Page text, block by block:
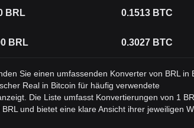
BRL 0.1513 BTC
BRL 0.3027 BTC
Sie einen umfassenden Konverter von BRL in
Real in Bitcoin für häufig verwendete
Die Liste umfasst Konvertierungen von 1
und bietet eine klare Ansicht ihrer jeweiligen